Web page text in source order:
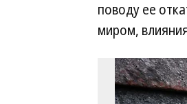
поводу ее
миром,